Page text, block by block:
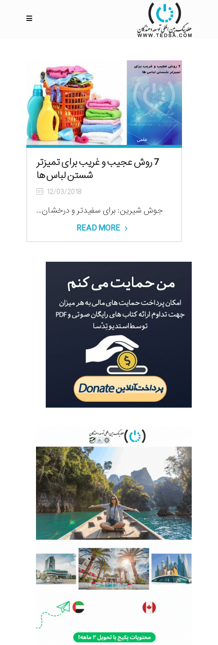
7 روش عجیب و غریب برای تمیزتر
شستن لباس ها
12/03/2018
جوش شیرین: برای سفیدتر و درخشان...
READ MORE